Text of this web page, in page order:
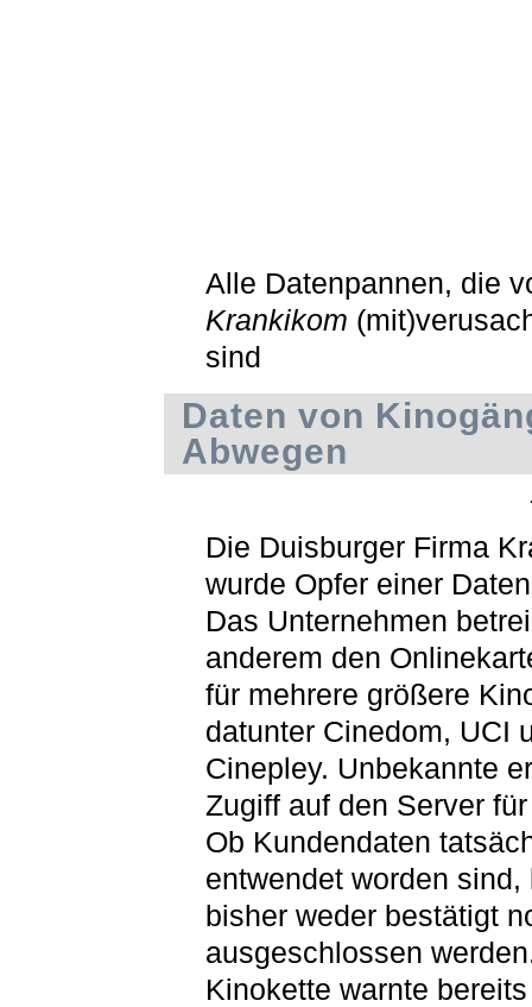
Alle Datenpannen, die
Krankikom
sind
Daten von
Abwegen
Die Duisburger Firma
wurde Opfer einer
Das Unternehmen
anderem den
für mehrere größere
datunter Cinedom, UCI
Cinepley. Unbekannte
Zugiff auf den Server
Ob Kundendaten
entwendet worden sind,
bisher weder bestätigt
ausgeschlossen
Kinokette warnte